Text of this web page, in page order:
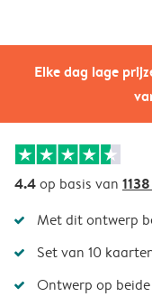
Elke dag lage
4.4op basis van
Met dit ontwerp
Set van 10
Ontwerp op